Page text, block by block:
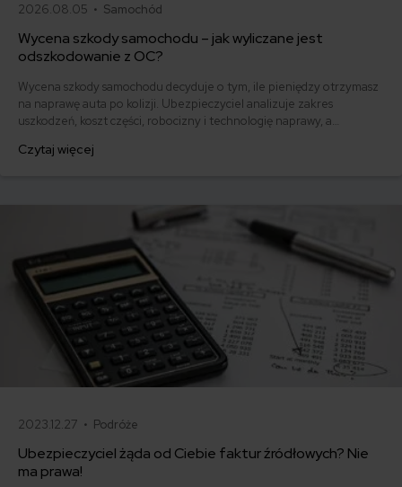
2026.08.05 • Samochód
Wycena szkody samochodu – jak wyliczane jest
odszkodowanie z OC?
Wycena szkody samochodu decyduje o tym, ile pieniędzy otrzymasz
na naprawę auta po kolizji. Ubezpieczyciel analizuje zakres
uszkodzeń, koszt części, robocizny i technologię naprawy, a
przebiega wycena szkody, kiedy potrzebny jest rzeczoznawca i co
Czytaj więcej
2023.12.27 • Podróże
Ubezpieczyciel żąda od Ciebie faktur źródłowych? Nie
ma prawa!